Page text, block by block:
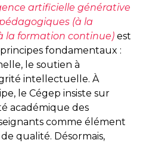
artificielle générative
(à la
la formation continue) est
fondamentaux :
le soutien à
intellectuelle. À
le Cégep insiste sur
académique des
comme élément
qualité. Désormais,